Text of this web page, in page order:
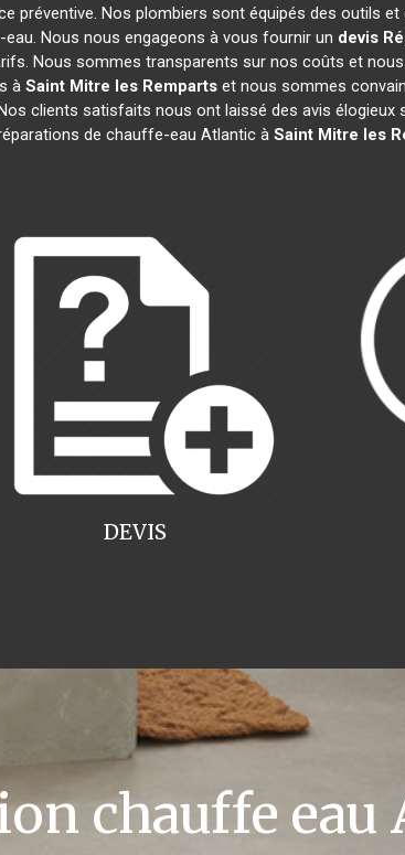
préventive. Nos plombiers sont équipés des outils et
Nous nous engageons à vous fournir un devis
Nous sommes transparents sur nos coûts et
à Saint Mitre les Remparts et nous sommes
clients satisfaits nous ont laissé des avis élogieux
de chauffe-eau Atlantic à Saint Mitre les
DEVIS
chauffe